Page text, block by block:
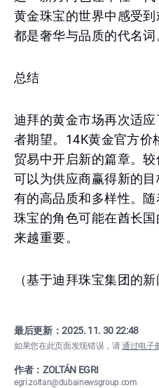
黄金珠宝的世界中感受
都是奢华与品质的代名词
总结
迪拜的黄金市场再次适
者期望。14K黄金官方价
贸易中开启新的篇章。
可以为供应商赢得新的
有的高品质和多样性。
珠宝的角色可能在酋长
来越重要。
（基于迪拜珠宝集团的新
最后更新：2025. 11. 30 22:48
如果您在此页面发现错误，请通过电子
作者：ZOLTÁN EGRI
egri.zoltan@dubainewsgroup.com